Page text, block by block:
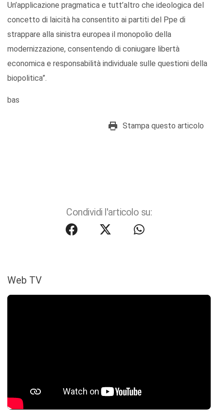
Un’applicazione pragmatica e tutt’altro che ideologica del
concetto di laicità ha consentito ai partiti del Ppe di
strappare alla sinistra europea il monopolio della
modernizzazione, consentendo di coniugare libertà
economica e responsabilità individuale sulle questioni della
biopolitica”.
bas
Stampa questo articolo
Condividi l'articolo su:
Web TV